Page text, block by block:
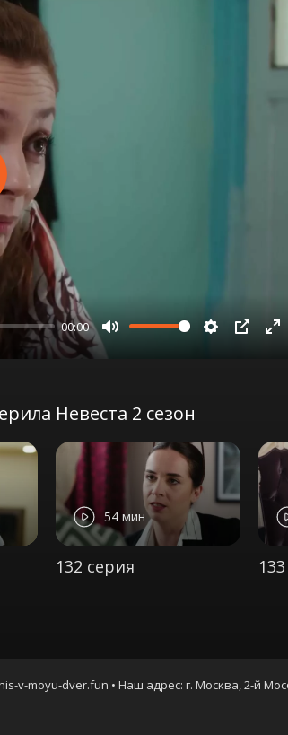
00:00
Невеста 2 сезон
54 мин
132 серия
v-moyu-dver.fun • Наш адрес: г. Москва, 2-й